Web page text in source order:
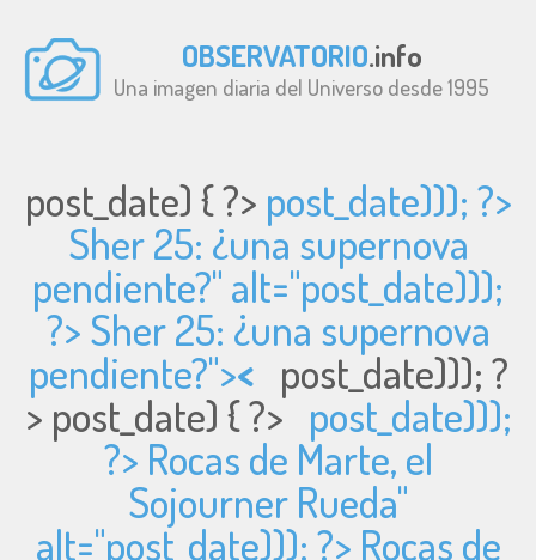
OBSERVATORIO.info
Una imagen diaria del Universo desde 1995
post_date) { ?> post_date))); ?>
Sher 25: ¿una supernova
pendiente?" alt="post_date)));
?> Sher 25: ¿una supernova
pendiente?">< post_date))); ?
> post_date) { ?> post_date)));
?> Rocas de Marte, el
Sojourner Rueda"
alt="post_date))); ?> Rocas de